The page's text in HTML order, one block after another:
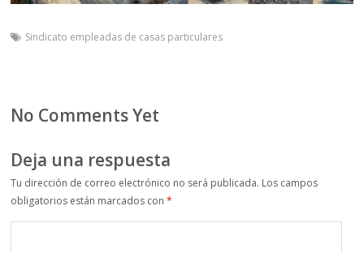
Sindicato empleadas de casas particulares
No Comments Yet
Deja una respuesta
Tu dirección de correo electrónico no será publicada. Los campos
obligatorios están marcados con*